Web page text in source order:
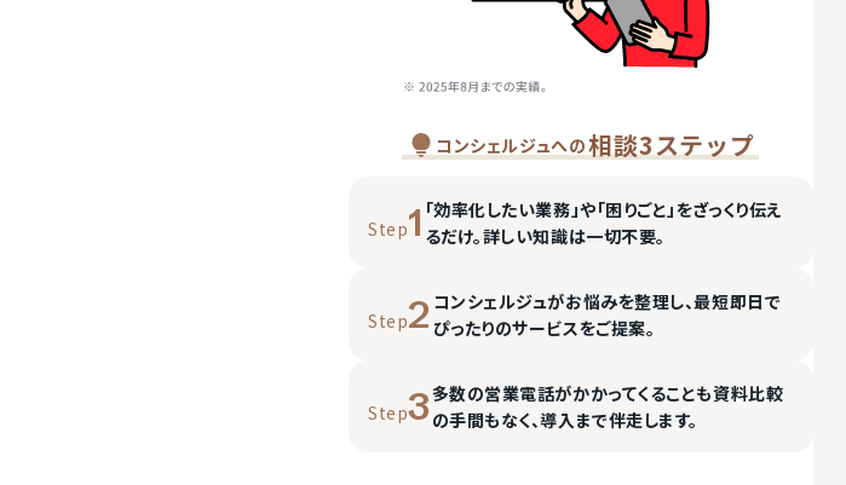
コンシェルジュへの相談3ステップ
Step1 「効率化したい業務」や「困りごと」をざっくり伝え
るだけ。詳しい知識は一切不要。
Step2 コンシェルジュがお悩みを整理し、最短即日で
ぴったりのサービスをご提案。
Step3多数の営業電話がかかってくることも資料比較
の手間もなく、導入まで伴走します。